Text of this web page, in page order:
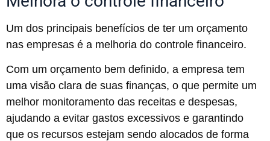
Um dos principais benefícios de ter um orçamento
nas empresas é a melhoria do controle financeiro.
Com um orçamento bem definido, a empresa tem
uma visão clara de suas finanças, o que permite um
melhor monitoramento das receitas e despesas,
ajudando a evitar gastos excessivos e garantindo
que os recursos estejam sendo alocados de forma